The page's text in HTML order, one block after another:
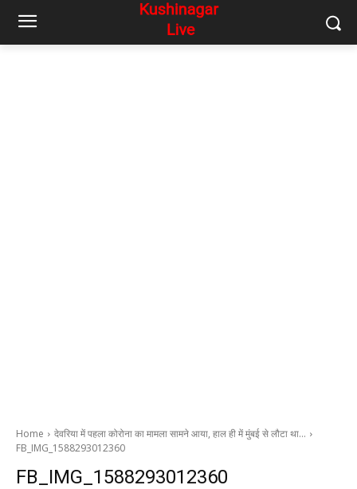
Home
देवरिया में पहला कोरोना का मामला सामने आया, हाल ही में मुंबई से लौटा था…
FB_IMG_1588293012360
FB_IMG_1588293012360